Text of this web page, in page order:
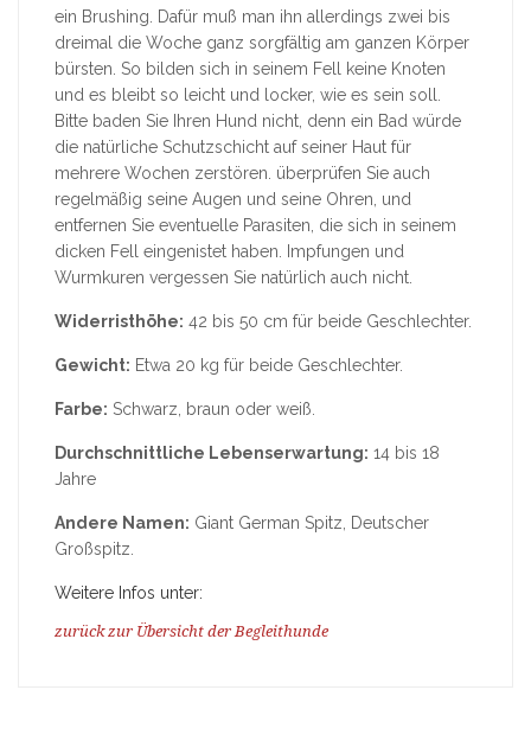
ein Brushing. Dafür muß man ihn allerdings zwei bis
dreimal die Woche ganz sorgfältig am ganzen Körper
bürsten. So bilden sich in seinem Fell keine Knoten
und es bleibt so leicht und locker, wie es sein soll.
Bitte baden Sie Ihren Hund nicht, denn ein Bad würde
die natürliche Schutzschicht auf seiner Haut für
mehrere Wochen zerstören. überprüfen Sie auch
regelmäßig seine Augen und seine Ohren, und
entfernen Sie eventuelle Parasiten, die sich in seinem
dicken Fell eingenistet haben. Impfungen und
Wurmkuren vergessen Sie natürlich auch nicht.
Widerristhöhe: 42 bis 50 cm für beide Geschlechter.
Gewicht: Etwa 20 kg für beide Geschlechter.
Farbe: Schwarz, braun oder weiß.
Durchschnittliche Lebenserwartung: 14 bis 18
Jahre
Andere Namen: Giant German Spitz, Deutscher
Großspitz.
Weitere Infos unter:
zurück zur Übersicht der Begleithunde